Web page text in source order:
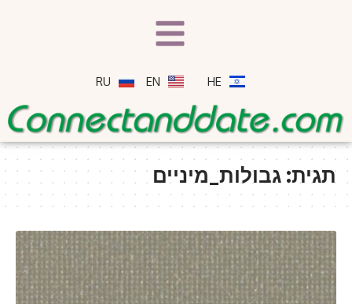
HE
EN
RU
תגית: גבולות_מיניים